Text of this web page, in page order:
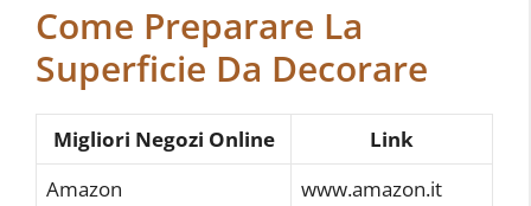
Come Preparare La
Superficie Da Decorare
Migliori Negozi Online
Link
Amazon
www.amazon.it